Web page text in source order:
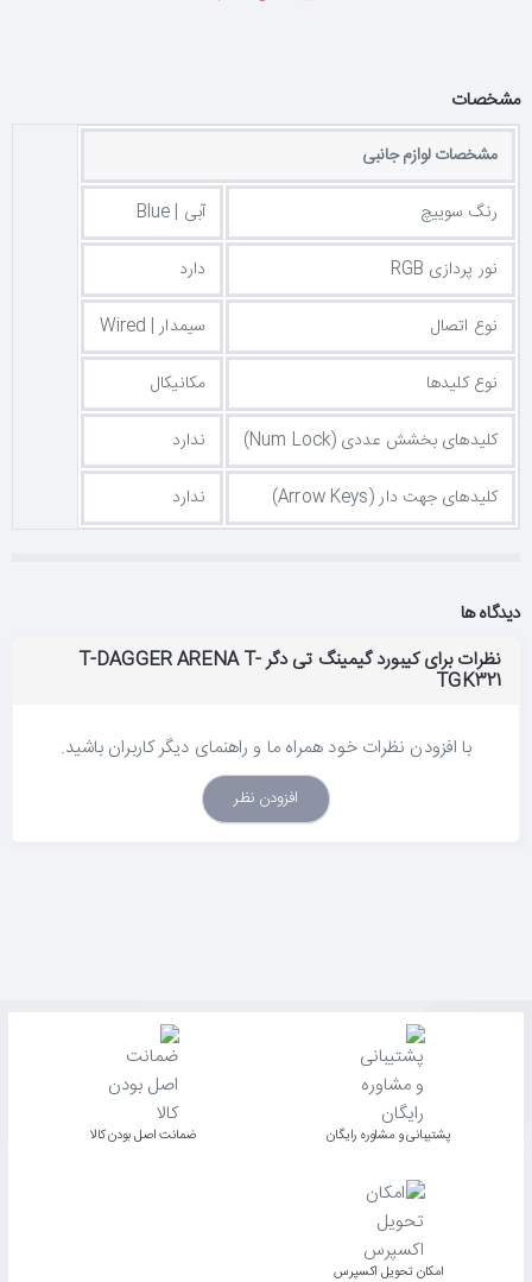
مشخصات
مشخصات لوازم جانبی
رنگ سوییچ
آبی | Blue
نور پردازی RGB
دارد
نوع اتصال
سیمدار | Wired
نوع کلیدها
مکانیکال
کلیدهای بخشش عددی (Num Lock)
ندارد
کلیدهای جهت دار (Arrow Keys)
ندارد
دیدگاه ها
نظرات برای کیبورد گیمینگ تی دگر T-DAGGER ARENA T-
TGK321
با افزودن نظرات خود همراه ما و راهنمای دیگر کاربران باشید.
افزودن نظر
پشتیبانی و مشاوره رایگان ﺿﻤﺎﻧﺖ اﺻﻞ ﺑﻮدن ﮐﺎﻟﺎ
اﻣﮑﺎن ﺗﺤﻮﯾﻞ اﮐﺴﭙﺮس